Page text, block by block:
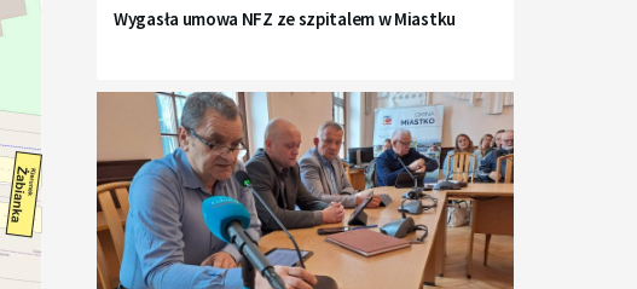
Wygasła umowa NFZ ze szpitalem w Miastku